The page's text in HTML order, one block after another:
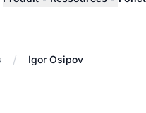
/ Igor Osipov